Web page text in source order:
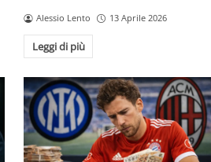
Alessio Lento 13 Aprile 2026
Leggi di più